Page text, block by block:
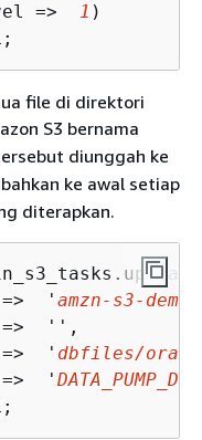
=>
1 )
DUAL;
file di direktori
S3 bernama
diunggah ke
ke awal setiap
diterapkan.
'
amzn-s3-
'',
'
dbfiles/ora
'
DATA_PUMP_DIR